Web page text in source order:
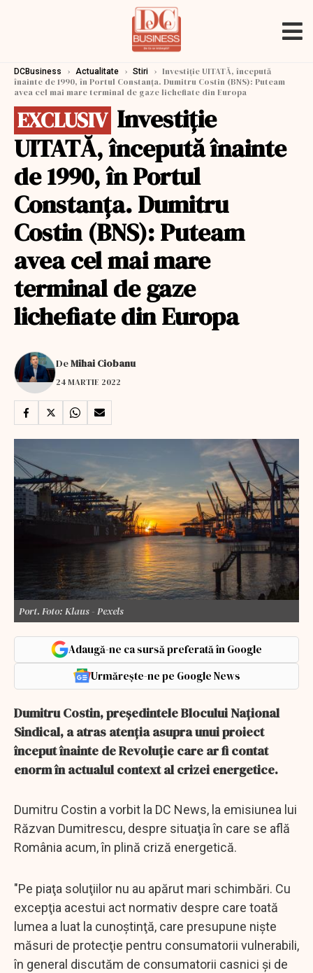
DCBusiness › Actualitate › Stiri › Investiţie UITATĂ, începută
înainte de 1990, în Portul Constanţa. Dumitru Costin (BNS): Puteam
avea cel mai mare terminal de gaze lichefiate din Europa
EXCLUSIV Investiţie
UITATĂ, începută înainte
de 1990, în Portul
Constanţa. Dumitru
Costin (BNS): Puteam
avea cel mai mare
terminal de gaze
lichefiate din Europa
DeMihai Ciobanu
24 MARTIE 2022
Port. Foto: Klaus - Pexels
Adaugă-ne ca sursă preferată în Google
Urmărește-ne pe Google News
Dumitru Costin, preşedintele Blocului Naţional
Sindical, a atras atenţia asupra unui proiect
început înainte de Revoluţie care ar fi contat
enorm în actualul context al crizei energetice.
Dumitru Costin a vorbit la DC News, la emisiunea lui
Răzvan Dumitrescu, despre situaţia în care se află
România acum, în plină criză energetică.
"Pe piaţa soluţiilor nu au apărut mari schimbări. Cu
excepţia acestui act normativ despre care toată
lumea a luat la cunoştinţă, care presupune nişte
măsuri de protecţie pentru consumatorii vulnerabili,
în general discutăm de consumatorii casnici şi de